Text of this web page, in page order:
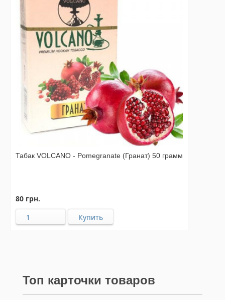
Табак VOLCANO - Pomegranate (Гранат) 50 грамм
80 грн.
Топ карточки товаров